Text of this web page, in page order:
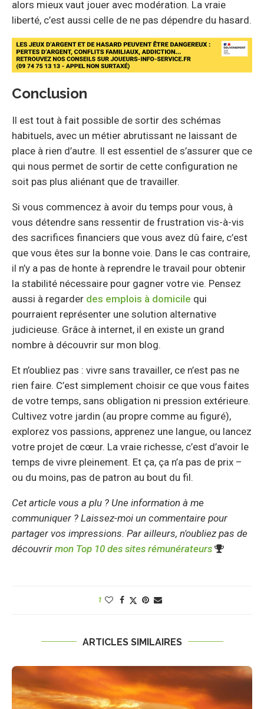
alors mieux vaut jouer avec modération. La vraie
liberté, c’est aussi celle de ne pas dépendre du hasard.
Conclusion
Il est tout à fait possible de sortir des schémas
habituels, avec un métier abrutissant ne laissant de
place à rien d’autre. Il est essentiel de s’assurer que ce
qui nous permet de sortir de cette configuration ne
soit pas plus aliénant que de travailler.
Si vous commencez à avoir du temps pour vous, à
vous détendre sans ressentir de frustration vis-à-vis
des sacrifices financiers que vous avez dû faire, c’est
que vous êtes sur la bonne voie. Dans le cas contraire,
il n’y a pas de honte à reprendre le travail pour obtenir
la stabilité nécessaire pour gagner votre vie. Pensez
aussi à regarder des emplois à domicile qui
pourraient représenter une solution alternative
judicieuse. Grâce à internet, il en existe un grand
nombre à découvrir sur mon blog.
Et n’oubliez pas : vivre sans travailler, ce n’est pas ne
rien faire. C’est simplement choisir ce que vous faites
de votre temps, sans obligation ni pression extérieure.
Cultivez votre jardin (au propre comme au figuré),
explorez vos passions, apprenez une langue, ou lancez
votre projet de cœur. La vraie richesse, c’est d’avoir le
temps de vivre pleinement. Et ça, ça n’a pas de prix –
ou du moins, pas de patron au bout du fil.
Cet article vous a plu ? Une information à me
communiquer ? Laissez-moi un commentaire pour
partager vos impressions. Par ailleurs, n'oubliez pas de
découvrir mon Top 10 des sites rémunérateurs
1
ARTICLES SIMILAIRES